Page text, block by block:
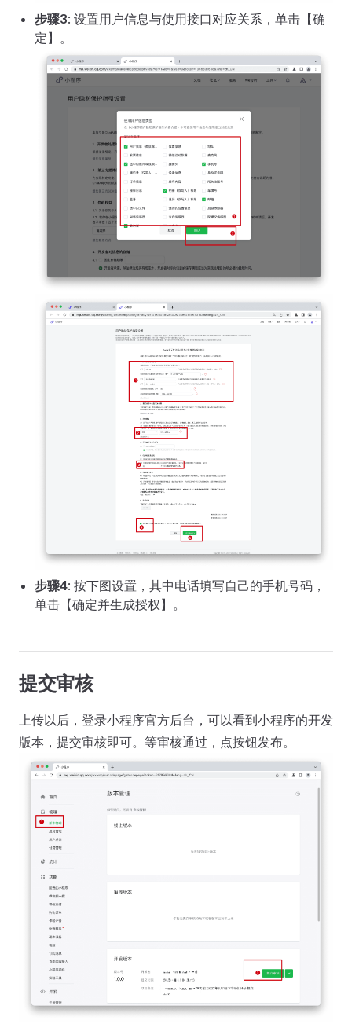
步骤3: 设置用户信息与使用接口对应关系，单击【确
定】。
步骤4: 按下图设置，其中电话填写自己的手机号码，
单击【确定并生成授权】。
提交审核
上传以后，登录小程序官方后台，可以看到小程序的开发
版本，提交审核即可。等审核通过，点按钮发布。